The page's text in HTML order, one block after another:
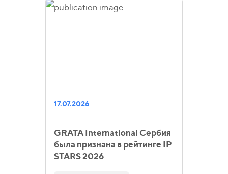
17.07.2026
GRATA International Сербия
была признана в рейтинге IP
STARS 2026